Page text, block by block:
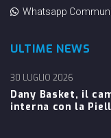
Whatsapp
ULTIME NEWS
Dany Basket, il
interna con la
30 LUGLIO 2026